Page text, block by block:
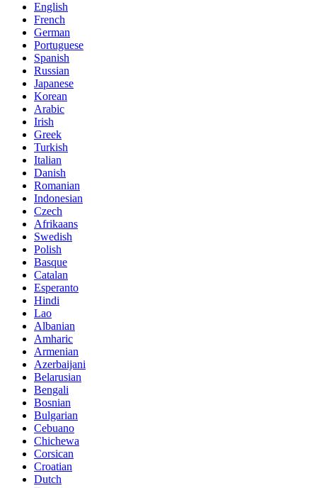
English
French
German
Portuguese
Spanish
Russian
Japanese
Korean
Arabic
Irish
Greek
Turkish
Italian
Danish
Romanian
Indonesian
Czech
Afrikaans
Swedish
Polish
Basque
Catalan
Esperanto
Hindi
Lao
Albanian
Amharic
Armenian
Azerbaijani
Belarusian
Bengali
Bosnian
Bulgarian
Cebuano
Chichewa
Corsican
Croatian
Dutch